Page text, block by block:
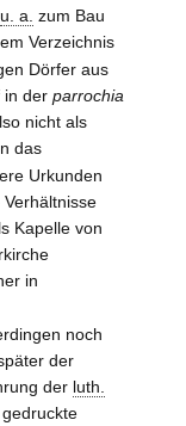
u. a. zum Bau
Verzeichnis
Dörfer aus
in der parrochia
nicht als
das
Urkunden
Kapelle von
in
noch
der
der luth.